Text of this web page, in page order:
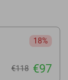
18%
€118 €97